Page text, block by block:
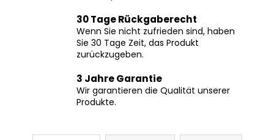
Wenn Sie nicht zufrieden sind, haben
Sie 30 Tage Zeit, das Produkt
zurückzugeben.
Wir garantieren die Qualität unserer
Produkte.
Beschreibung Zugehörig (4)
Ähnliche (2)